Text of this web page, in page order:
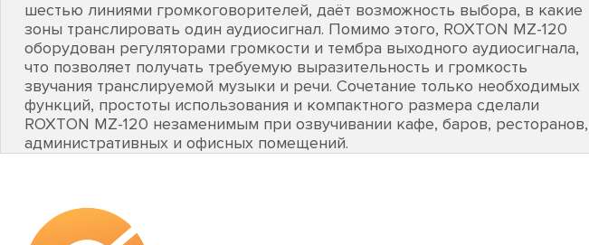
шестью линиями громкоговорителей, даёт возможность выбора, в какие
зоны транслировать один аудиосигнал. Помимо этого, ROXTON MZ-120
оборудован регуляторами громкости и тембра выходного аудиосигнала,
что позволяет получать требуемую выразительность и громкость
звучания транслируемой музыки и речи. Сочетание только необходимых
функций, простоты использования и компактного размера сделали
ROXTON MZ-120 незаменимым при озвучивании кафе, баров, ресторанов,
административных и офисных помещений.